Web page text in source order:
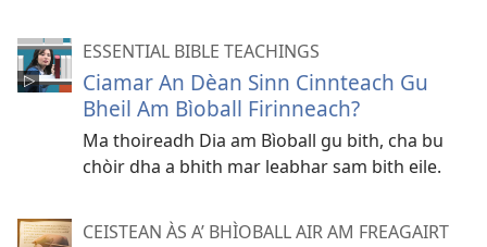
ESSENTIAL BIBLE TEACHINGS
Ciamar An Dèan Sinn Cinnteach Gu
Bheil Am Bìoball Firinneach?
Ma thoireadh Dia am Bìoball gu bith, cha bu
chòir dha a bhith mar leabhar sam bith eile.
CEISTEAN ÀS A’ BHÌOBALL AIR AM FREAGAIRT